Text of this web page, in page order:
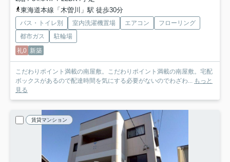
東海道本線「木曽川」駅 徒歩30分
バス・トイレ別 室内洗濯機置場 エアコン
フローリング
都市ガス
駐輪場
礼0 新築
こだわりポイント満載の南屋敷。こだわりポイント満載の南屋敷。宅配
ボックスがあるので配達時間を気にする必要がないのでわざわ... もっと
見る
賃貸マンション